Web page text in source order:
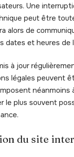
Une
peut être
alors de
dates et heures de
à jour
légales peuvent
néanmoins
le plus souvent
du site